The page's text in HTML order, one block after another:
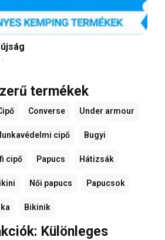
termékek
Converse Under armour
cipő Bugyi
cipő Papucs Hátizsák
Női papucs Papucsok
Bikinik
Különleges